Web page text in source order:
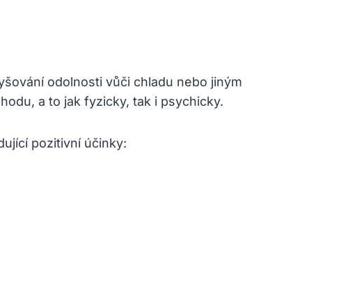
odolnosti vůči chladu nebo jiným
a to jak fyzicky, tak i psychicky.
pozitivní účinky: